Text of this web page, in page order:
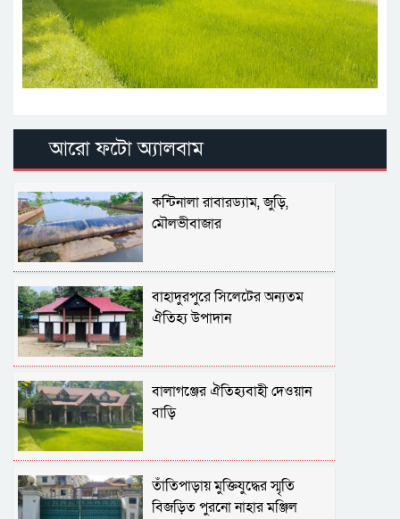
আরো ফটো অ্যালবাম
কন্টিনালা রাবারড্যাম, জুড়ি,
মৌলভীবাজার
বাহাদুরপুরে সিলেটের অন্যতম
ঐতিহ্য উপাদান
বালাগঞ্জের ঐতিহ্যবাহী দেওয়ান
বাড়ি
তাঁতিপাড়ায় মুক্তিযুদ্ধের স্মৃতি
বিজড়িত পুরনো নাহার মঞ্জিল